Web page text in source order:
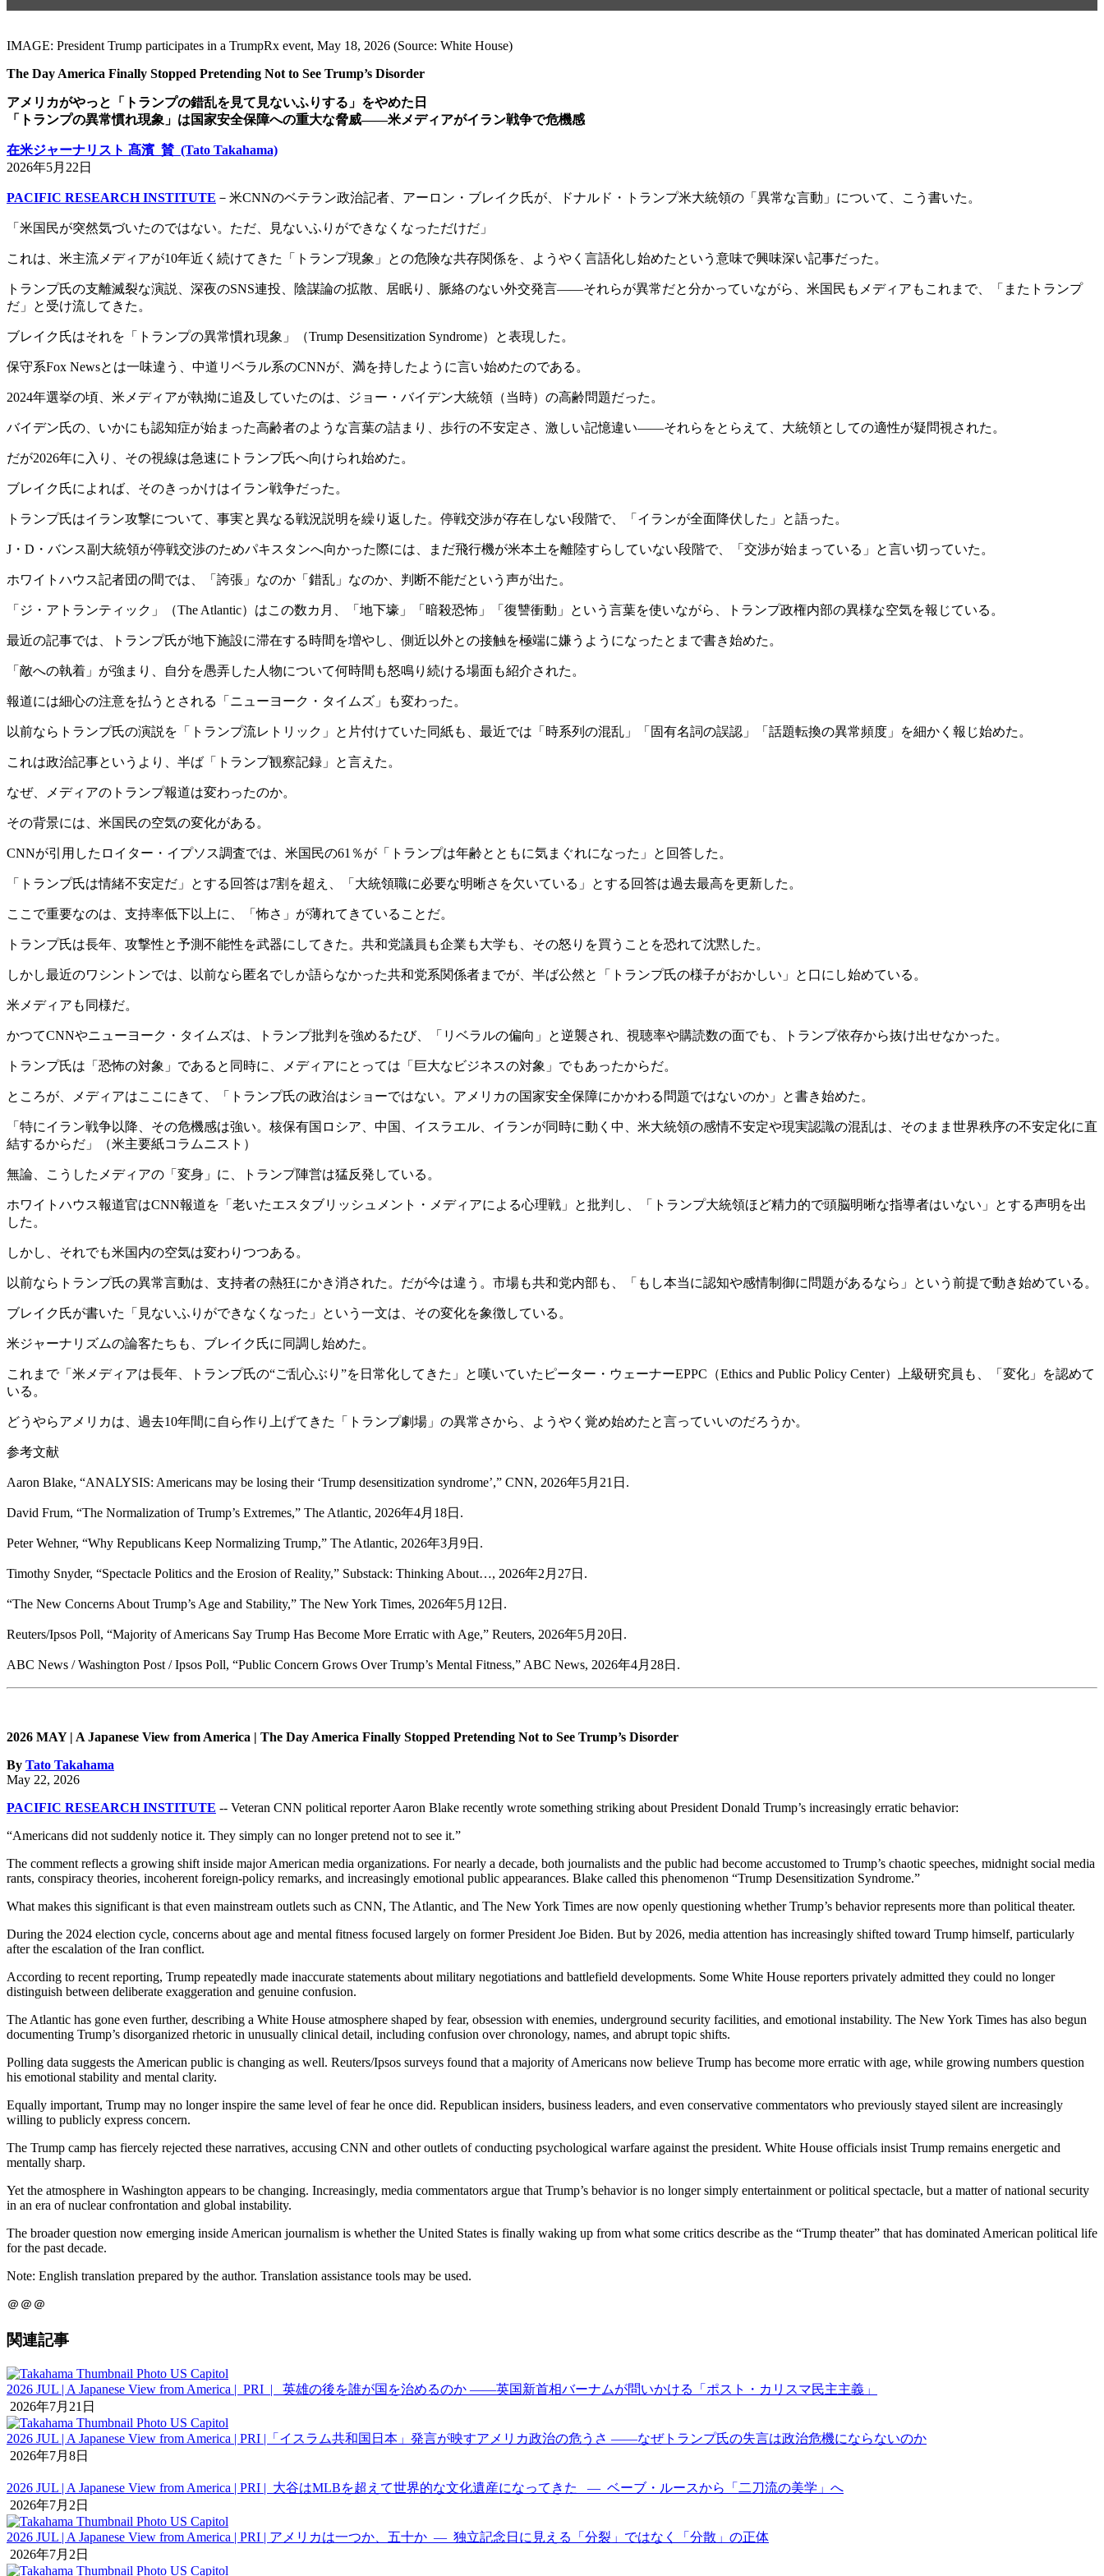
IMAGE: President Trump participates in a TrumpRx event, May 18, 2026 (Source: White House)
The Day America Finally Stopped Pretending Not to See Trump’s Disorder
アメリカがやっと「トランプの錯乱を見て見ないふりする」をやめた日
「トランプの異常慣れ現象」は国家安全保障への重大な脅威――米メディアがイラン戦争で危機感
在米ジャーナリスト 髙濱 賛 (Tato Takahama)
2026年5月22日
PACIFIC RESEARCH INSTITUTE －米CNNのベテラン政治記者、アーロン・ブレイク氏が、ドナルド・トランプ米大統領の「異常な言動」について、こう書いた。
「米国民が突然気づいたのではない。ただ、見ないふりができなくなっただけだ」
これは、米主流メディアが10年近く続けてきた「トランプ現象」との危険な共存関係を、ようやく言語化し始めたという意味で興味深い記事だった。
トランプ氏の支離滅裂な演説、深夜のSNS連投、陰謀論の拡散、居眠り、脈絡のない外交発言――それらが異常だと分かっていながら、米国民もメディアもこれまで、「またトランプ
だ」と受け流してきた。
ブレイク氏はそれを「トランプの異常慣れ現象」（Trump Desensitization Syndrome）と表現した。
保守系Fox Newsとは一味違う、中道リベラル系のCNNが、満を持したように言い始めたのである。
2024年選挙の頃、米メディアが執拗に追及していたのは、ジョー・バイデン大統領（当時）の高齢問題だった。
バイデン氏の、いかにも認知症が始まった高齢者のような言葉の詰まり、歩行の不安定さ、激しい記憶違い――それらをとらえて、大統領としての適性が疑問視された。
だが2026年に入り、その視線は急速にトランプ氏へ向けられ始めた。
ブレイク氏によれば、そのきっかけはイラン戦争だった。
トランプ氏はイラン攻撃について、事実と異なる戦況説明を繰り返した。停戦交渉が存在しない段階で、「イランが全面降伏した」と語った。
J・D・バンス副大統領が停戦交渉のためパキスタンへ向かった際には、まだ飛行機が米本土を離陸すらしていない段階で、「交渉が始まっている」と言い切っていた。
ホワイトハウス記者団の間では、「誇張」なのか「錯乱」なのか、判断不能だという声が出た。
「ジ・アトランティック」（The Atlantic）はこの数カ月、「地下壕」「暗殺恐怖」「復讐衝動」という言葉を使いながら、トランプ政権内部の異様な空気を報じている。
最近の記事では、トランプ氏が地下施設に滞在する時間を増やし、側近以外との接触を極端に嫌うようになったとまで書き始めた。
「敵への執着」が強まり、自分を愚弄した人物について何時間も怒鳴り続ける場面も紹介された。
報道には細心の注意を払うとされる「ニューヨーク・タイムズ」も変わった。
以前ならトランプ氏の演説を「トランプ流レトリック」と片付けていた同紙も、最近では「時系列の混乱」「固有名詞の誤認」「話題転換の異常頻度」を細かく報じ始めた。
これは政治記事というより、半ば「トランプ観察記録」と言えた。
なぜ、メディアのトランプ報道は変わったのか。
その背景には、米国民の空気の変化がある。
CNNが引用したロイター・イプソス調査では、米国民の61％が「トランプは年齢とともに気まぐれになった」と回答した。
「トランプ氏は情緒不安定だ」とする回答は7割を超え、「大統領職に必要な明晰さを欠いている」とする回答は過去最高を更新した。
ここで重要なのは、支持率低下以上に、「怖さ」が薄れてきていることだ。
トランプ氏は長年、攻撃性と予測不能性を武器にしてきた。共和党議員も企業も大学も、その怒りを買うことを恐れて沈黙した。
しかし最近のワシントンでは、以前なら匿名でしか語らなかった共和党系関係者までが、半ば公然と「トランプ氏の様子がおかしい」と口にし始めている。
米メディアも同様だ。
かつてCNNやニューヨーク・タイムズは、トランプ批判を強めるたび、「リベラルの偏向」と逆襲され、視聴率や購読数の面でも、トランプ依存から抜け出せなかった。
トランプ氏は「恐怖の対象」であると同時に、メディアにとっては「巨大なビジネスの対象」でもあったからだ。
ところが、メディアはここにきて、「トランプ氏の政治はショーではない。アメリカの国家安全保障にかかわる問題ではないのか」と書き始めた。
「特にイラン戦争以降、その危機感は強い。核保有国ロシア、中国、イスラエル、イランが同時に動く中、米大統領の感情不安定や現実認識の混乱は、そのまま世界秩序の不安定化に直
結するからだ」（米主要紙コラムニスト）
無論、こうしたメディアの「変身」に、トランプ陣営は猛反発している。
ホワイトハウス報道官はCNN報道を「老いたエスタブリッシュメント・メディアによる心理戦」と批判し、「トランプ大統領ほど精力的で頭脳明晰な指導者はいない」とする声明を出
した。
しかし、それでも米国内の空気は変わりつつある。
以前ならトランプ氏の異常言動は、支持者の熱狂にかき消された。だが今は違う。市場も共和党内部も、「もし本当に認知や感情制御に問題があるなら」という前提で動き始めている。
ブレイク氏が書いた「見ないふりができなくなった」という一文は、その変化を象徴している。
米ジャーナリズムの論客たちも、ブレイク氏に同調し始めた。
これまで「米メディアは長年、トランプ氏の“ご乱心ぶり”を日常化してきた」と嘆いていたピーター・ウェーナーEPPC（Ethics and Public Policy Center）上級研究員も、「変化」を認めて
いる。
どうやらアメリカは、過去10年間に自ら作り上げてきた「トランプ劇場」の異常さから、ようやく覚め始めたと言っていいのだろうか。
参考文献
Aaron Blake, “ANALYSIS: Americans may be losing their ‘Trump desensitization syndrome’,” CNN, 2026年5月21日.
David Frum, “The Normalization of Trump’s Extremes,” The Atlantic, 2026年4月18日.
Peter Wehner, “Why Republicans Keep Normalizing Trump,” The Atlantic, 2026年3月9日.
Timothy Snyder, “Spectacle Politics and the Erosion of Reality,” Substack: Thinking About…, 2026年2月27日.
“The New Concerns About Trump’s Age and Stability,” The New York Times, 2026年5月12日.
Reuters/Ipsos Poll, “Majority of Americans Say Trump Has Become More Erratic with Age,” Reuters, 2026年5月20日.
ABC News / Washington Post / Ipsos Poll, “Public Concern Grows Over Trump’s Mental Fitness,” ABC News, 2026年4月28日.
2026 MAY | A Japanese View from America | The Day America Finally Stopped Pretending Not to See Trump’s Disorder
By Tato Takahama
May 22, 2026
PACIFIC RESEARCH INSTITUTE -- Veteran CNN political reporter Aaron Blake recently wrote something striking about President Donald Trump’s increasingly erratic behavior:
“Americans did not suddenly notice it. They simply can no longer pretend not to see it.”
The comment reflects a growing shift inside major American media organizations. For nearly a decade, both journalists and the public had become accustomed to Trump’s chaotic speeches, midnight social media
rants, conspiracy theories, incoherent foreign-policy remarks, and increasingly emotional public appearances. Blake called this phenomenon “Trump Desensitization Syndrome.”
What makes this significant is that even mainstream outlets such as CNN, The Atlantic, and The New York Times are now openly questioning whether Trump’s behavior represents more than political theater.
During the 2024 election cycle, concerns about age and mental fitness focused largely on former President Joe Biden. But by 2026, media attention has increasingly shifted toward Trump himself, particularly
after the escalation of the Iran conflict.
According to recent reporting, Trump repeatedly made inaccurate statements about military negotiations and battlefield developments. Some White House reporters privately admitted they could no longer
distinguish between deliberate exaggeration and genuine confusion.
The Atlantic has gone even further, describing a White House atmosphere shaped by fear, obsession with enemies, underground security facilities, and emotional instability. The New York Times has also begun
documenting Trump’s disorganized rhetoric in unusually clinical detail, including confusion over chronology, names, and abrupt topic shifts.
Polling data suggests the American public is changing as well. Reuters/Ipsos surveys found that a majority of Americans now believe Trump has become more erratic with age, while growing numbers question
his emotional stability and mental clarity.
Equally important, Trump may no longer inspire the same level of fear he once did. Republican insiders, business leaders, and even conservative commentators who previously stayed silent are increasingly
willing to publicly express concern.
The Trump camp has fiercely rejected these narratives, accusing CNN and other outlets of conducting psychological warfare against the president. White House officials insist Trump remains energetic and
mentally sharp.
Yet the atmosphere in Washington appears to be changing. Increasingly, media commentators argue that Trump’s behavior is no longer simply entertainment or political spectacle, but a matter of national security
in an era of nuclear confrontation and global instability.
The broader question now emerging inside American journalism is whether the United States is finally waking up from what some critics describe as the “Trump theater” that has dominated American political life
for the past decade.
Note: English translation prepared by the author. Translation assistance tools may be used.
＠＠＠
関連記事
2026 JUL | A Japanese View from America | PRI | 英雄の後を誰が国を治めるのか ――英国新首相バーナムが問いかける「ポスト・カリスマ民主主義」
2026年7月21日
2026 JUL | A Japanese View from America | PRI |「イスラム共和国日本」発言が映すアメリカ政治の危うさ ――なぜトランプ氏の失言は政治危機にならないのか
2026年7月8日
2026 JUL | A Japanese View from America | PRI | 大谷はMLBを超えて世界的な文化遺産になってきた ― ベーブ・ルースから「二刀流の美学」へ
2026年7月2日
2026 JUL | A Japanese View from America | PRI | アメリカは一つか、五十か ― 独立記念日に見える「分裂」ではなく「分散」の正体
2026年7月2日